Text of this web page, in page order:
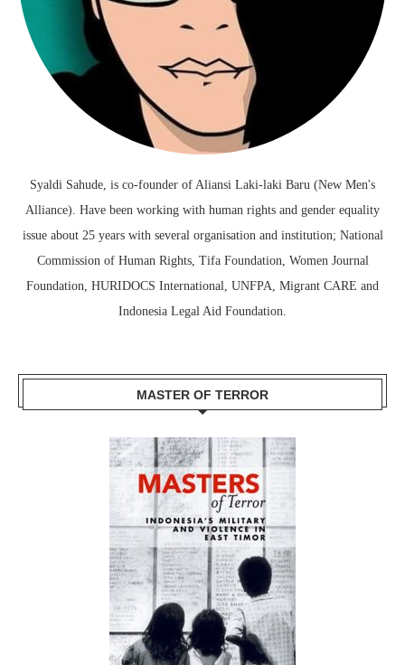
Syaldi Sahude, is co-founder of Aliansi Laki-laki Baru (New Men's
Alliance). Have been working with human rights and gender equality
issue about 25 years with several organisation and institution; National
Commission of Human Rights, Tifa Foundation, Women Journal
Foundation, HURIDOCS International, UNFPA, Migrant CARE and
Indonesia Legal Aid Foundation.
MASTER OF TERROR